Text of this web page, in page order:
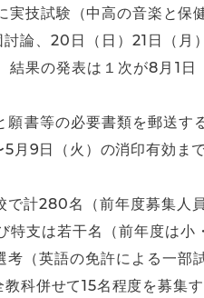
技試験（中高の音楽と
論、20日（日）21日（
結果の発表は１次が8月1
書等の必要書類を郵送
月9日（火）の消印有効ま
で計280名（前年度募集
特支は若干名（前年度は
（英語の免許による一
科併せて15名程度を募集す